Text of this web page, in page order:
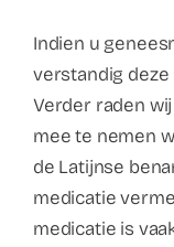
Indien u
verstandig deze
Verder raden
mee te nemen
de Latijnse
medicatie
medicatie is